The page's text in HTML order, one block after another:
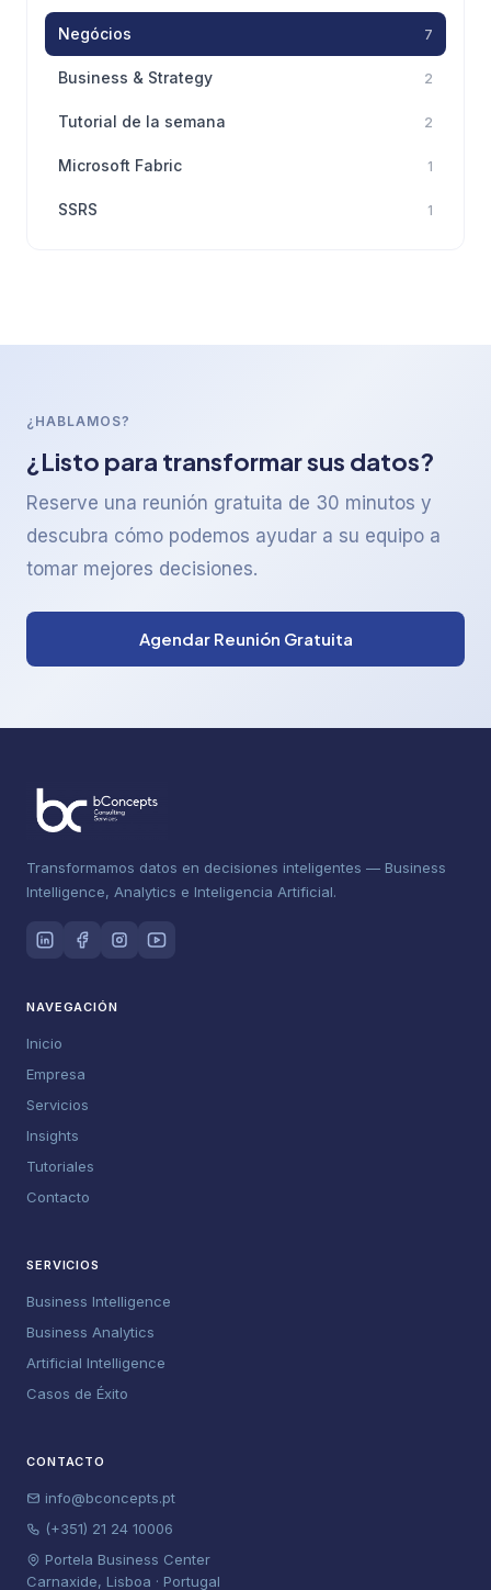
Negócios 7
Business & Strategy 2
Tutorial de la semana 2
Microsoft Fabric 1
SSRS 1
¿HABLAMOS?
¿Listo para transformar sus datos?
Reserve una reunión gratuita de 30 minutos y
descubra cómo podemos ayudar a su equipo a
tomar mejores decisiones.
Agendar Reunión Gratuita
Transformamos datos en decisiones inteligentes — Business
Intelligence, Analytics e Inteligencia Artificial.
NAVEGACIÓN
Inicio
Empresa
Servicios
Insights
Tutoriales
Contacto
SERVICIOS
Business Intelligence
Business Analytics
Artificial Intelligence
Casos de Éxito
CONTACTO
info@bconcepts.pt
(+351) 21 24 10006
Portela Business Center
Carnaxide, Lisboa · Portugal